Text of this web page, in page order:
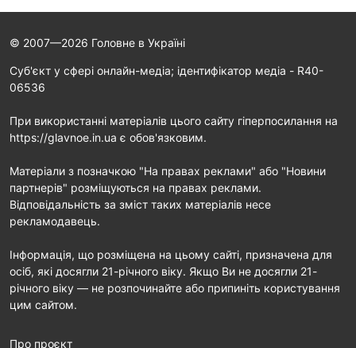
© 2007—2026 Головне в Україні
Cуб'єкт у сфері онлайн-медіа; ідентифікатор медіа - R40-
06536
При використанні матеріалів цього сайту гіперпосилання на
https://glavnoe.in.ua є обов'язковим.
Матеріали з позначкою "На правах реклами" або "Новини
партнерів" розміщуються на правах реклами.
Відповідальність за зміст таких матеріалів несе
рекламодавець.
Інформація, що розміщена на цьому сайті, призначена для
осіб, які досягли 21-річного віку. Якщо Ви не досягли 21-
річного віку — не розпочинайте або припиніть користування
цим сайтом.
Про проєкт